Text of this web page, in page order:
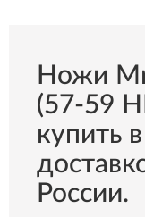
Ножи
(57-59
купить
России.